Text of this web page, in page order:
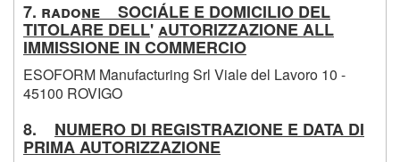
7. radone SOCIÁLE E DOMICILIO DEL
TITOLARE DELL'aUTORIZZAZIONE ALL
IMMISSIONE IN COMMERCIO
ESOFORM Manufacturing Srl Viale del Lavoro 10 -
45100 ROVIGO
8. NUMERO DI REGISTRAZIONE E DATA DI
PRIMA AUTORIZZAZIONE